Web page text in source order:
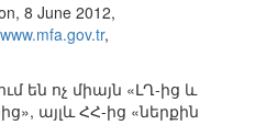
8 June 2012,
,
են ոչ միայն «ԼՂ-ից և
այլև ՀՀ-ից «ներքին